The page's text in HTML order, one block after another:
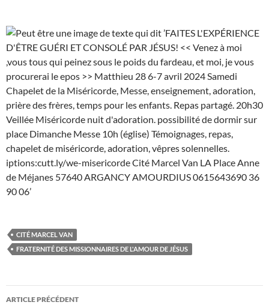
CITÉ MARCEL VAN
FRATERNITÉ DES MISSIONNAIRES DE L'AMOUR DE JÉSUS
Navigation
ARTICLE PRÉCÉDENT